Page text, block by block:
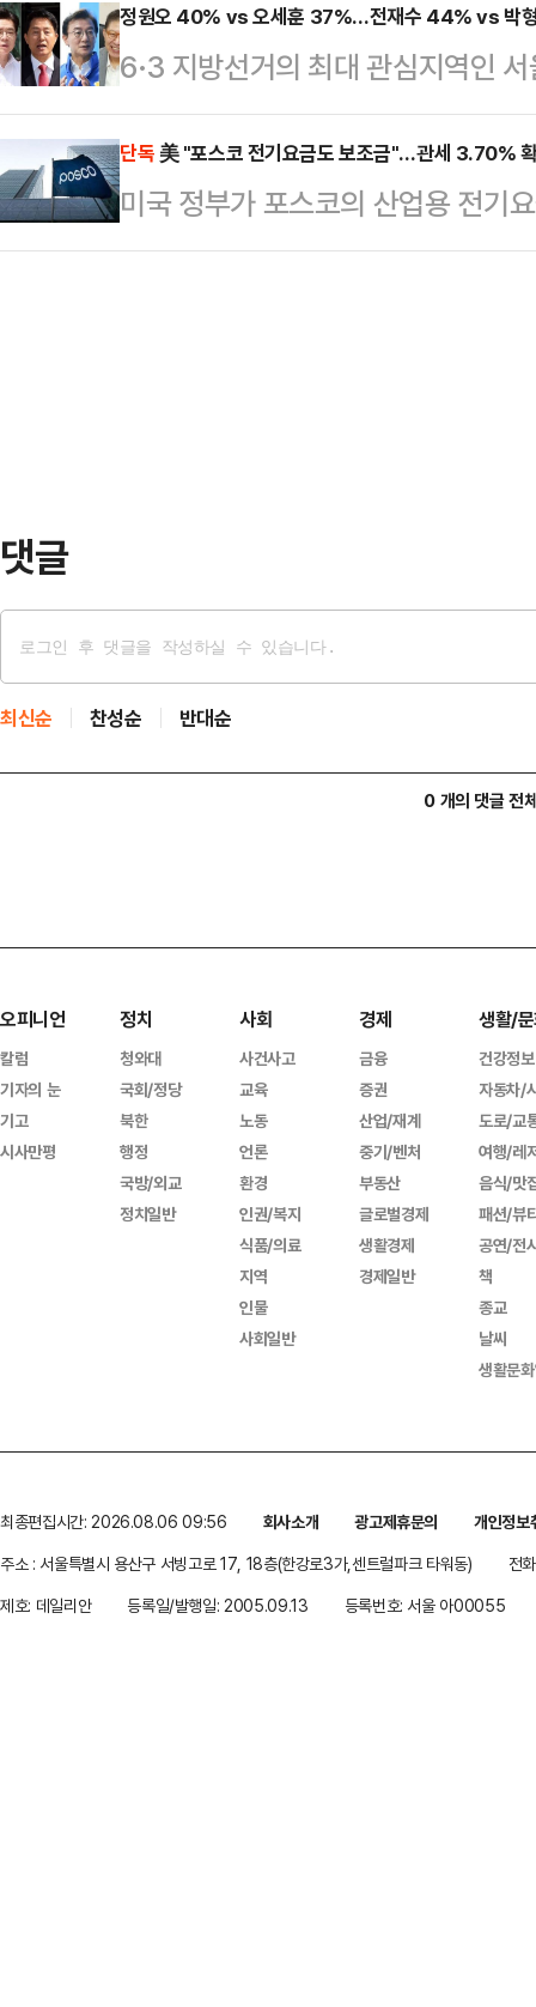
▲2인 가구 14만 원 ▲3인 가구 26
원금을 받는다.지역가입자는 ▲1
가구 …
나타났다. 결국 3자 구도로 선거가
를 달리고 있는 하정우 더불어민주
이 나온다.여론조사 기관인 '여론
100% ARS 방식으로 설문한 결과
궐선거 3파전에서 하정우 민주당
32.2%의 지지를 …
정원오 40% vs 오세훈 37%…전재수 44% vs 박
6·3 지방선거의 최대 관심지역인
당과 국민의힘 후보가 초접전을 벌
다.여론조사 기관 메트릭스가 조선
권자 800명을 대상으로 무선
결과, 서울시장 후보 지지도는 정
단독 美 "포스코 전기요금도 보조금"…관세 3.70%
미국 정부가 포스코의 산업용 전기
사실상 ‘보조금’으로 판단하고 상
댓글
최신순 찬성순 반대순
0 개의 댓글 전
오피니언
칼럼
기자의 눈
기고
시사만평
정치
청와대
국회/정당
북한
행정
국방/외교
정치일반
사회
사건사고
교육
노동
언론
환경
인권/복지
식품/의료
지역
인물
사회일반
경제
금융
증권
산업/재계
중기/벤처
부동산
글로벌경제
생활경제
경제일반
생활/
건강정보
자동차/
도로/교
여행/레
음식/맛
패션/뷰
공연/전
책
종교
날씨
생활문
최종편집시간: 2026.08.06 09:56 회사소개 광고제휴문의
개인정보
주소 : 서울특별시 용산구 서빙고로 17, 18층(한강로3가,센트럴파크 타워동)
전
제호: 데일리안
등록일/발행일: 2005.09.13 등록번호: 서울 아00055